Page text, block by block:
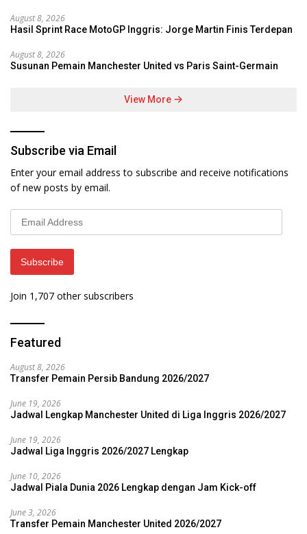
August 8, 2026
Hasil Sprint Race MotoGP Inggris: Jorge Martin Finis Terdepan
August 8, 2026
Susunan Pemain Manchester United vs Paris Saint-Germain
View More
Subscribe via Email
Enter your email address to subscribe and receive notifications
of new posts by email.
Email
Address
Subscribe
Join 1,707 other subscribers
Featured
August 8, 2026
Transfer Pemain Persib Bandung 2026/2027
June 19, 2026
Jadwal Lengkap Manchester United di Liga Inggris 2026/2027
June 19, 2026
Jadwal Liga Inggris 2026/2027 Lengkap
June 10, 2026
Jadwal Piala Dunia 2026 Lengkap dengan Jam Kick-off
June 3, 2026
Transfer Pemain Manchester United 2026/2027